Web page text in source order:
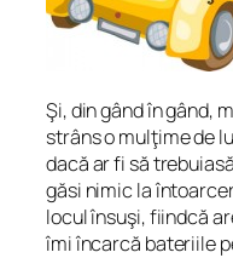
Şi, din gând în gând,
strâns o mulţime de
dacă ar fi să
găsi nimic la
locul însuşi, fiindcă
îmi încarcă bateriile